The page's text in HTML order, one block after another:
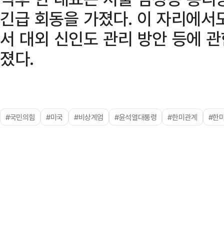
긴급 회동을 가졌다. 이 자리에
서 대외 신인도 관리 방안 등에
졌다.
#국민의힘 #미국 #비상계엄 #윤석열대통령 #한미관계 #한